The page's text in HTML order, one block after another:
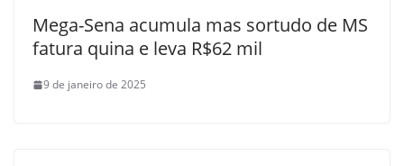
Mega-Sena acumula mas sortudo de MS
fatura quina e leva R$62 mil
9 de janeiro de 2025